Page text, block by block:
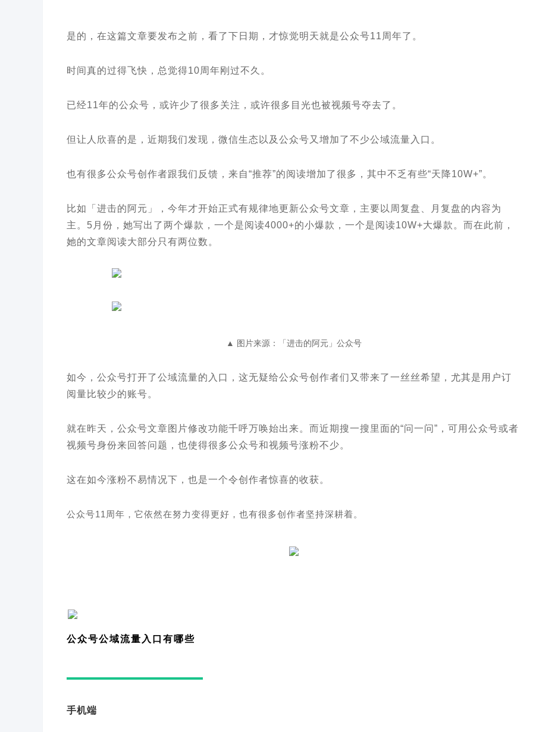
是的，在这篇文章要发布之前，看了下日期，才惊觉明天就是公众号11周年了。
时间真的过得飞快，总觉得10周年刚过不久。
已经11年的公众号，或许少了很多关注，或许很多目光也被视频号夺去了。
但让人欣喜的是，近期我们发现，微信生态以及公众号又增加了不少公域流量入口。
也有很多公众号创作者跟我们反馈，来自“推荐”的阅读增加了很多，其中不乏有些“天降10W+”。
比如「进击的阿元」，今年才开始正式有规律地更新公众号文章，主要以周复盘、月复盘的内容为
主。5月份，她写出了两个爆款，一个是阅读4000+的小爆款，一个是阅读10W+大爆款。而在此前，
她的文章阅读大部分只有两位数。
▲ 图片来源：「进击的阿元」公众号
如今，公众号打开了公域流量的入口，这无疑给公众号创作者们又带来了一丝丝希望，尤其是用户订
阅量比较少的账号。
就在昨天，公众号文章图片修改功能千呼万唤始出来。而近期搜一搜里面的“问一问”，可用公众号或者
视频号身份来回答问题，也使得很多公众号和视频号涨粉不少。
这在如今涨粉不易情况下，也是一个令创作者惊喜的收获。
公众号11周年，它依然在努力变得更好，也有很多创作者坚持深耕着。
公众号公域流量入口有哪些
手机端